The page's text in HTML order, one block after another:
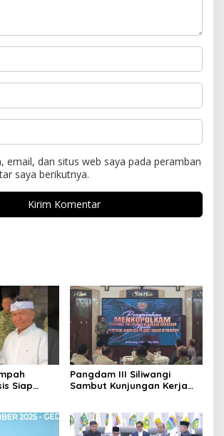
email, dan situs web saya pada peramban
saya berikutnya.
Siap
Pangdam III Siliwangi
Sambut Kunjungan Kerja